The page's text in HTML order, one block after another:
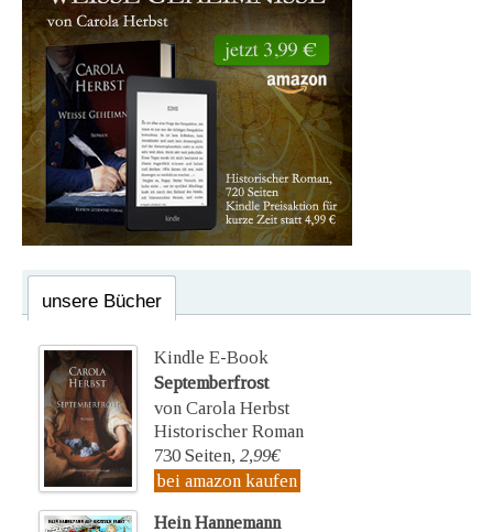
unsere Bücher
Kindle E-Book
Septemberfrost
von Carola Herbst
Historischer Roman
730 Seiten, 2,99€
bei amazon kaufen
Hein Hannemann